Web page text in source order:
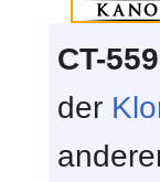
CT-
der